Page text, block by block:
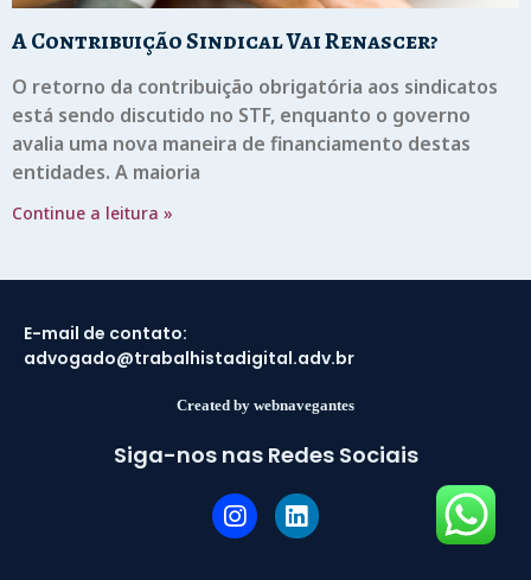
A Contribuição Sindical Vai Renascer?
O retorno da contribuição obrigatória aos sindicatos
está sendo discutido no STF, enquanto o governo
avalia uma nova maneira de financiamento destas
entidades. A maioria
Continue a leitura »
E-mail de contato:
advogado@trabalhistadigital.adv.br
Created by webnavegantes
Siga-nos nas Redes Sociais